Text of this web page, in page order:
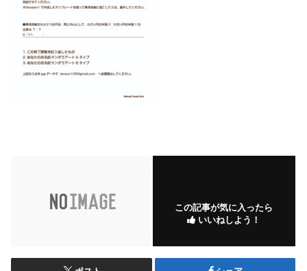
この記事が気に入ったら
いいねしよう！